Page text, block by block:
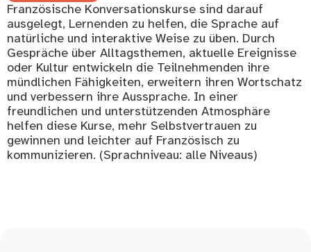
Französische Konversationskurse sind darauf
ausgelegt, Lernenden zu helfen, die Sprache auf
natürliche und interaktive Weise zu üben. Durch
Gespräche über Alltagsthemen, aktuelle Ereignisse
oder Kultur entwickeln die Teilnehmenden ihre
mündlichen Fähigkeiten, erweitern ihren Wortschatz
und verbessern ihre Aussprache. In einer
freundlichen und unterstützenden Atmosphäre
helfen diese Kurse, mehr Selbstvertrauen zu
gewinnen und leichter auf Französisch zu
kommunizieren. (Sprachniveau: alle Niveaus)